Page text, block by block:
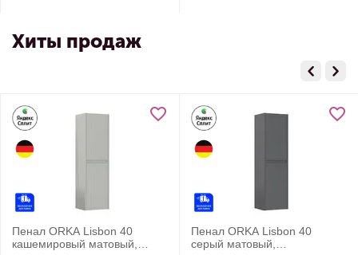
Хиты продаж
Пенал ORKA Lisbon 40
кашемировый матовый,
Пенал ORKA Lisbon 40
серый матовый,